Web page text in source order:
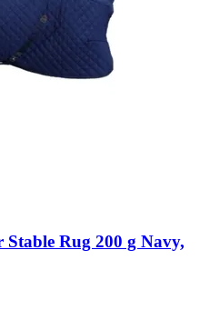
Stable Rug 200 g Navy,